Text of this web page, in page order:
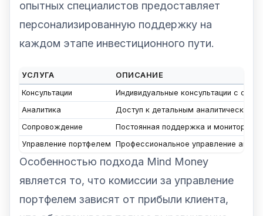
опытных специалистов предоставляет
персонализированную поддержку на
каждом этапе инвестиционного пути.
УСЛУГА
ОПИСАНИЕ
Консультации
Индивидуальные консультации с
Аналитика
Доступ к детальным аналитическим
Сопровождение
Постоянная поддержка и мониторинг
Управление портфелем Профессиональное управление
Особенностью подхода Mind Money
является то, что комиссии за управление
портфелем зависят от прибыли клиента,